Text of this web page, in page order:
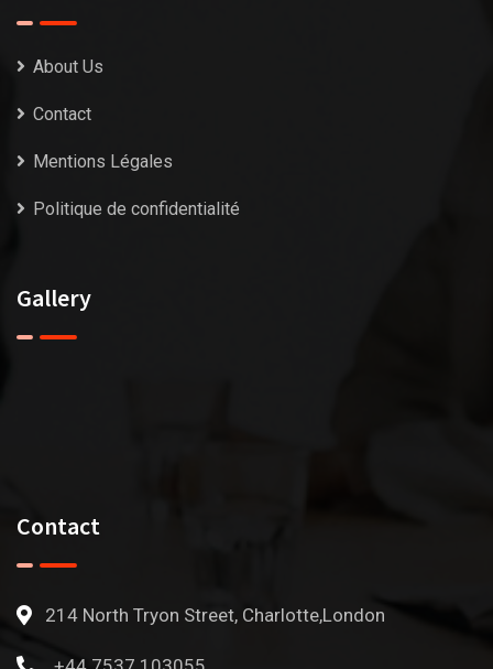
About Us
Contact
Mentions Légales
Politique de confidentialité
Gallery
Contact
214 North Tryon Street, Charlotte,London